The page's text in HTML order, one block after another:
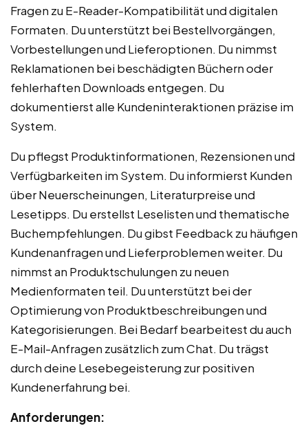
Fragen zu E-Reader-Kompatibilität und digitalen
Formaten. Du unterstützt bei Bestellvorgängen,
Vorbestellungen und Lieferoptionen. Du nimmst
Reklamationen bei beschädigten Büchern oder
fehlerhaften Downloads entgegen. Du
dokumentierst alle Kundeninteraktionen präzise im
System.
Du pflegst Produktinformationen, Rezensionen und
Verfügbarkeiten im System. Du informierst Kunden
über Neuerscheinungen, Literaturpreise und
Lesetipps. Du erstellst Leselisten und thematische
Buchempfehlungen. Du gibst Feedback zu häufigen
Kundenanfragen und Lieferproblemen weiter. Du
nimmst an Produktschulungen zu neuen
Medienformaten teil. Du unterstützt bei der
Optimierung von Produktbeschreibungen und
Kategorisierungen. Bei Bedarf bearbeitest du auch
E-Mail-Anfragen zusätzlich zum Chat. Du trägst
durch deine Lesebegeisterung zur positiven
Kundenerfahrung bei.
Anforderungen: